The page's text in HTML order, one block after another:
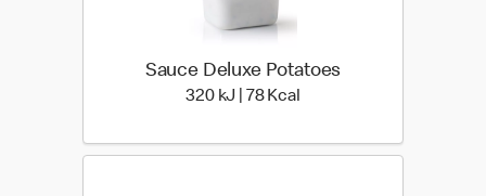
Sauce Deluxe Potatoes
320 kJ | 78 Kcal